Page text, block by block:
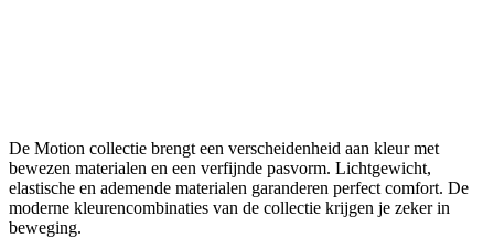
De Motion collectie brengt een verscheidenheid aan kleur met
bewezen materialen en een verfijnde pasvorm. Lichtgewicht,
elastische en ademende materialen garanderen perfect comfort. De
moderne kleurencombinaties van de collectie krijgen je zeker in
beweging.